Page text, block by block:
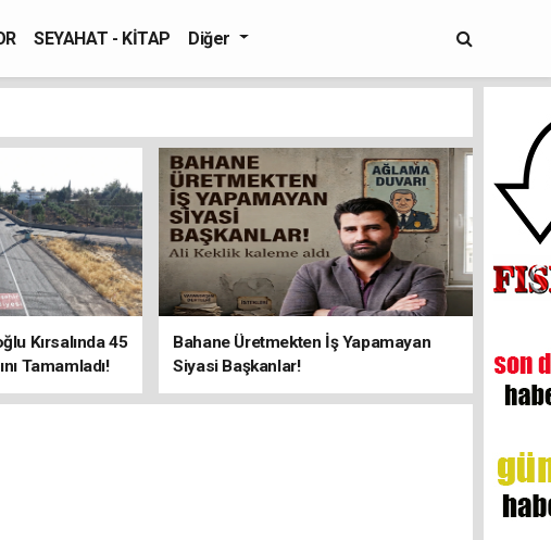
SEYAHAT - KİTAP Diğer
Kırsalında 45
Tamamladı!
Bahane Üretmekten İş Yapamayan
Siyasi Başkanlar!